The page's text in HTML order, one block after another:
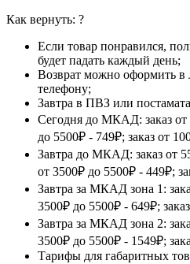
Как вернуть: ?
Если товар понравился,
будет падать каждый день;
Возврат можно оформить в
телефону;
Завтра в ПВЗ или
Сегодня до МКАД: заказ от
до 5500₽ - 749₽; заказ от
Завтра до МКАД: заказ от
от 3500₽ до 5500₽ - 449₽;
Завтра за МКАД зона 1:
3500₽ до 5500₽ - 649₽;
Завтра за МКАД зона 2:
3500₽ до 5500₽ - 1549₽;
Тарифы для габаритных